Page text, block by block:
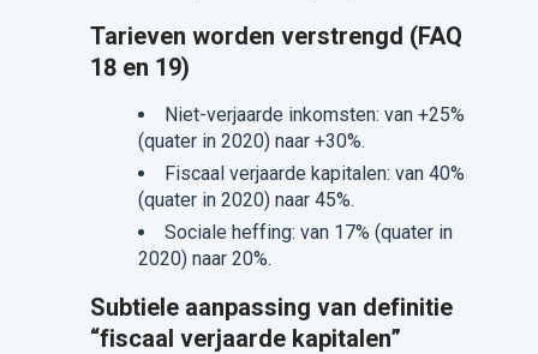
Tarieven worden verstrengd (FAQ
18 en 19)
​Niet-verjaarde inkomsten: van +25%
(quater in 2020) naar +30%.
Fiscaal verjaarde kapitalen: van 40%
(quater in 2020) naar 45%.
Sociale heffing: van 17% (quater in
2020) naar 20%.
Subtiele aanpassing van definitie
“fiscaal verjaarde kapitalen”